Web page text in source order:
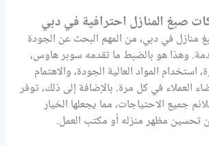
صبغ المنازل احترافية في دبي
منازل في دبي، من المهم البحث عن الجودة
وهذا هو بالضبط ما تقدمه سوبر هاوس،
المواد العالية الجودة، والاهتمام
العملاء في كل مرة. بالإضافة إلى ذلك، توفر
جميع الاحتياجات، مما يجعلها الخيار
تحسين مظهر منزله أو مكتب العمل.